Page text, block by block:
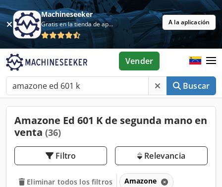
Machineseeker
Gratis en la tienda de aplicaciones A la aplicación
Buscar
Vender
Amazone Ed 601 K de segunda mano en
venta (36)
Filtro Relevancia
Eliminar todos los filtros Amazone